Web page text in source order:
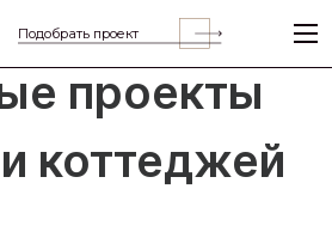
Подобрать проект
проекты
коттеджей